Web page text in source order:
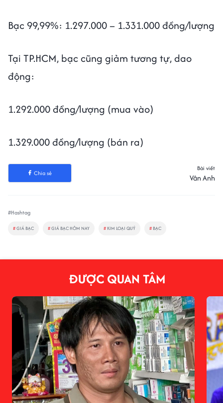
Bạc 99,99%: 1.297.000 – 1.331.000 đồng/lượng
Tại TP.HCM, bạc cũng giảm tương tự, dao
động:
1.292.000 đồng/lượng (mua vào)
1.329.000 đồng/lượng (bán ra)
Chia sẻ
Bài viết
Vân Anh
#Hashtag
#GIÁ BẠC #GIÁ BẠC HÔM NAY # KIM LOẠI QUÝ # BẠC
ĐƯỢC QUAN TÂM